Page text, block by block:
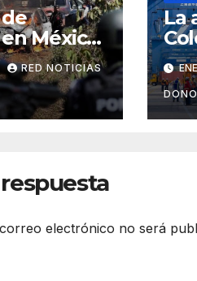
México,
muerte
de
RED NOTICIAS
La
electrónico no será